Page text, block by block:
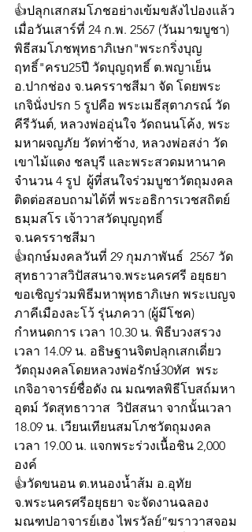
👍ปลุกเสกสมโภชอย่างเข้มขลังไปองแล้ว
เมื่อวันเสาร์ที่ 24 ก.พ. 2567 (วันมาฆบูชา)
พิธีสมโภชพุทธาภิเษก"พระกริ่งบุญ
ฤทธิ์"ครบ25ปี วัดบุญฤทธิ์ ต.พญาเย็น
อ.ปากช่อง จ.นครราชสีมา จัด โดยพระ
เกจินั่งปรก 5 รูปคือ พระเมธีสุตาภรณ์ วัด
คีรีวันต์, หลวงพ่ออุ่นใจ วัดถนนโค้ง, พระ
มหาผจญภัย วัดท่าช้าง, หลวงพ่อสง่า วัด
เขาไม้แดง ชลบุรี และพระสวดมหานาค
จำนวน 4 รูป  ผู้ที่สนใจร่วมบูชาวัตถุมงคล
ติดต่อสอบถามได้ที่ พระอธิการเวชสถิตย์
ธมฺมสโร เจ้าวาสวัดบุญฤทธิ์
จ.นครราชสีมา
👍ฤกษ์มงคลวันที่ 29 กุมภาพันธ์  2567 วัด
สุทธาวาสวิปัสสนาจ.พระนครศรี อยุธยา
ขอเชิญร่วมพิธีมหาพุทธาภิเษก พระเบญจ
ภาคีเมืองละโว้ รุ่นภควา (ผู้มีโชค)
กำหนดการ เวลา 10.30 น. พิธีบวงสรวง
เวลา 14.09 น. อธิษฐานจิตปลุกเสกเดี่ยว
วัตถุมงคลโดยหลวงพ่อรักษ์30ทัศ  พระ
เกจิอาจารย์ชื่อดัง ณ มณฑลพิธีโบสถ์มหา
อุตม์ วัดสุทธาวาส  วิปัสสนา จากนั้นเวลา
18.09 น. เวียนเทียนสมโภชวัตถุมงคล
เวลา 19.00 น. แจกพระร่วงเนื้อชิน 2,000
องค์
👍วัดขนอน ต.หนองน้ำส้ม อ.อุทัย
จ.พระนครศรีอยุธยา จะจัดงานฉลอง
มณฑปอาจารย์เฮง ไพรวัลย์”ฆราวาสจอม